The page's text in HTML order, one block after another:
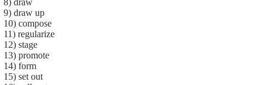
8) draw
9) draw up
10) compose
11) regularize
12) stage
13) promote
14) form
15) set out